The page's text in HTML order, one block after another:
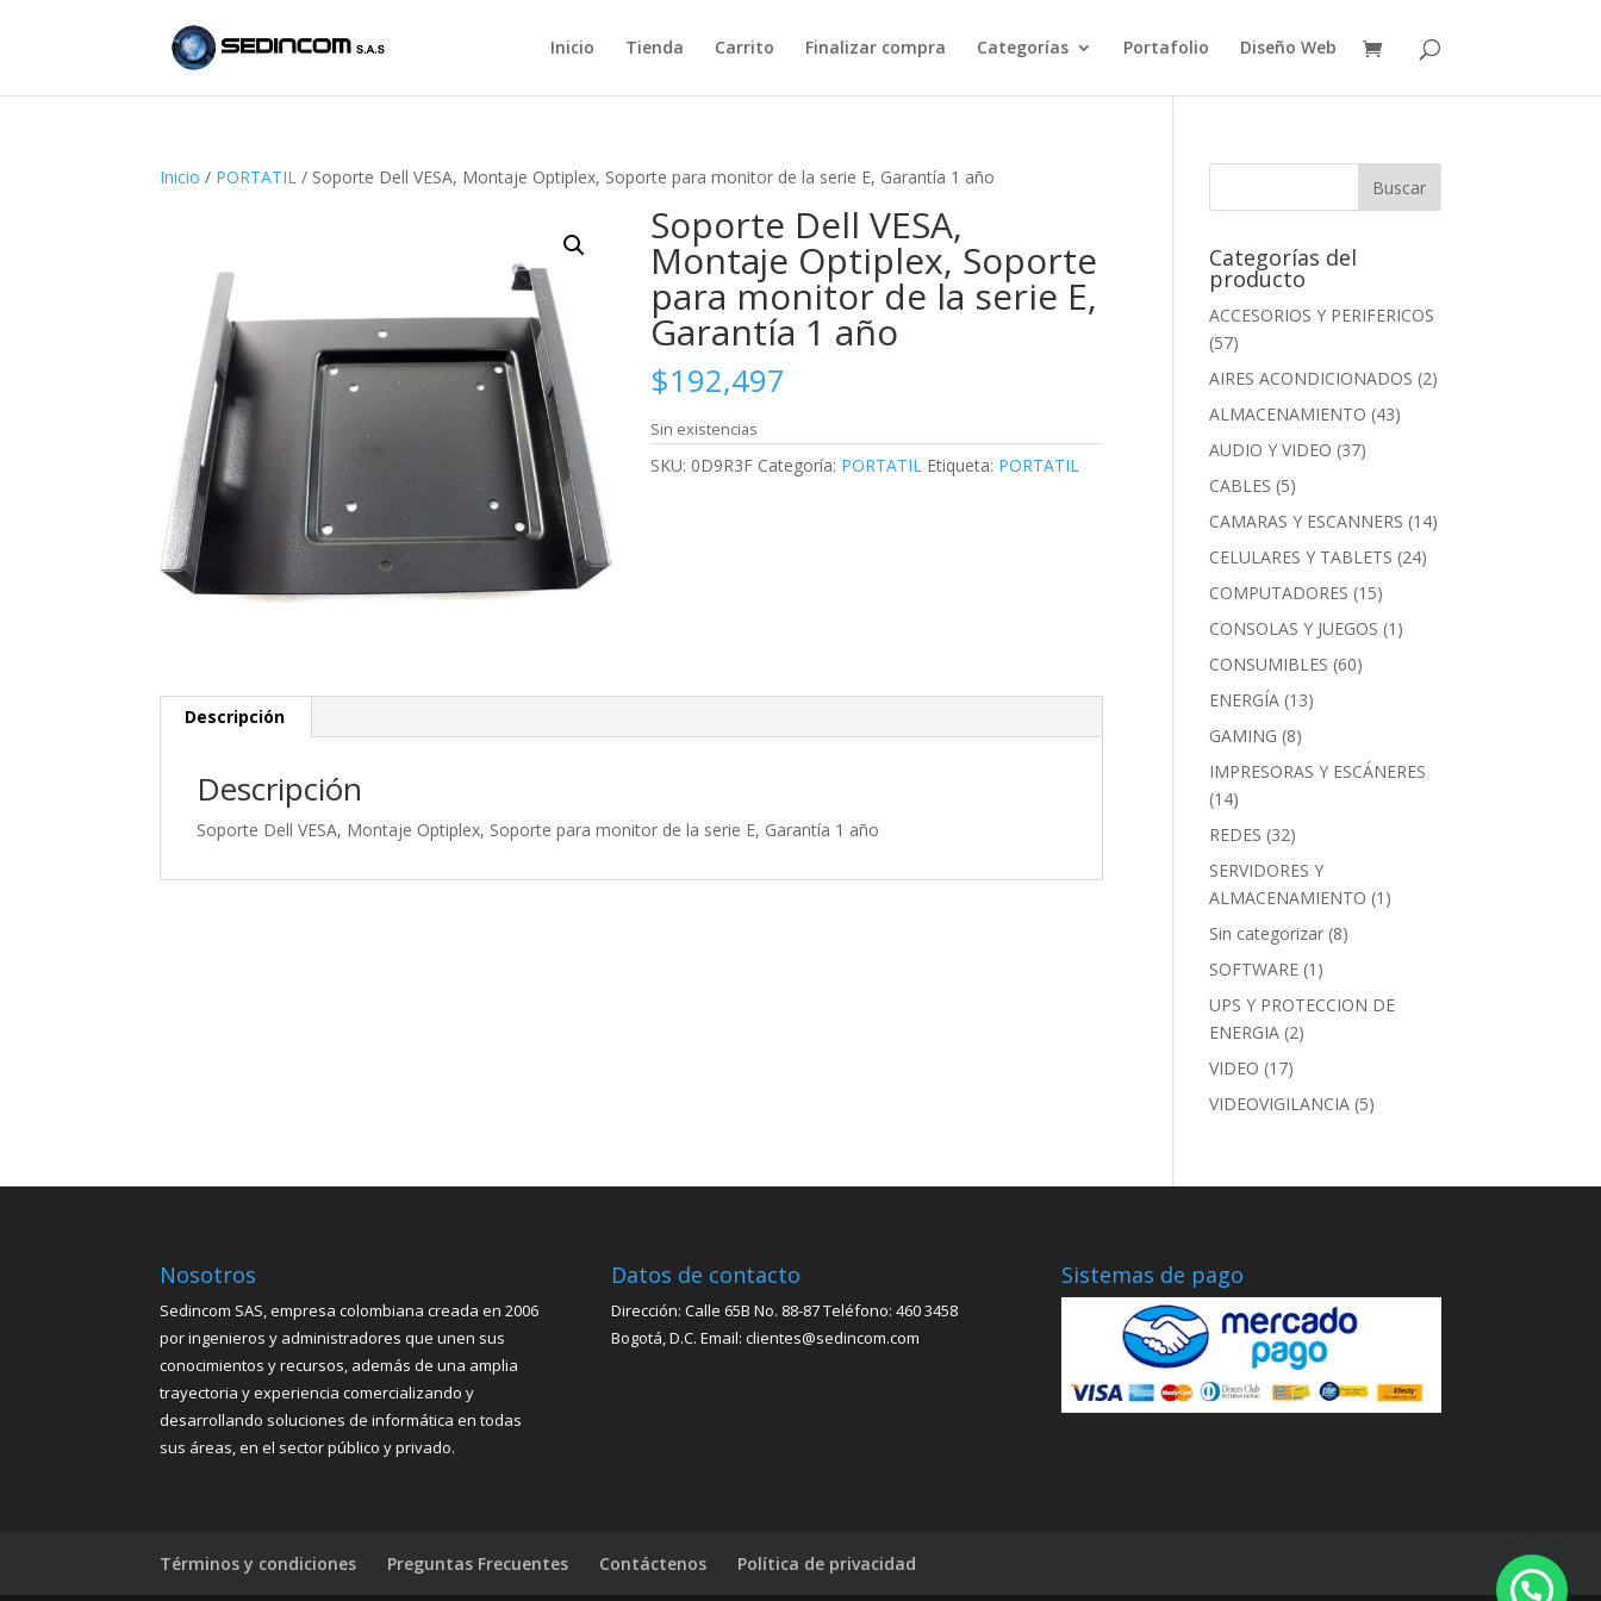
Inicio Tienda Carrito Finalizar compra Categorías Portafolio Diseño Web
Inicio / PORTATIL / Soporte Dell VESA, Montaje Optiplex, Soporte para monitor de la serie E, Garantía 1 año
Soporte Dell VESA,
Montaje Optiplex, Soporte
para monitor de la serie E,
Garantía 1 año
$192,497
Sin existencias
SKU: 0D9R3F Categoría: PORTATIL Etiqueta: PORTATIL
Descripción
Descripción
Soporte Dell VESA, Montaje Optiplex, Soporte para monitor de la serie E, Garantía 1 año
Categorías del
producto
ACCESORIOS Y PERIFERICOS
(57)
AIRES ACONDICIONADOS (2)
ALMACENAMIENTO (43)
AUDIO Y VIDEO (37)
CABLES (5)
CAMARAS Y ESCANNERS (14)
CELULARES Y TABLETS (24)
COMPUTADORES (15)
CONSOLAS Y JUEGOS (1)
CONSUMIBLES (60)
ENERGÍA (13)
GAMING (8)
IMPRESORAS Y ESCÁNERES
(14)
REDES (32)
SERVIDORES Y
ALMACENAMIENTO (1)
Sin categorizar (8)
SOFTWARE (1)
UPS Y PROTECCION DE
ENERGIA (2)
VIDEO (17)
VIDEOVIGILANCIA (5)
Nosotros
Sedincom SAS, empresa colombiana creada en 2006
por ingenieros y administradores que unen sus
conocimientos y recursos, además de una amplia
trayectoria y experiencia comercializando y
desarrollando soluciones de informática en todas
sus áreas, en el sector público y privado.
Datos de contacto
Dirección: Calle 65B No. 88-87 Teléfono: 460 3458
Bogotá, D.C. Email: clientes@sedincom.com
Sistemas de pago
Términos y condiciones Preguntas Frecuentes Contáctenos Política de privacidad